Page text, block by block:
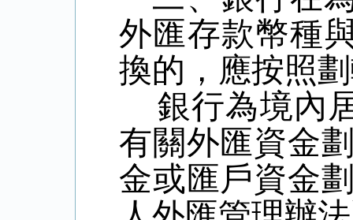
外匯存款幣種
換的，應按照
銀行為境內
有關外匯資金
金或匯戶資金